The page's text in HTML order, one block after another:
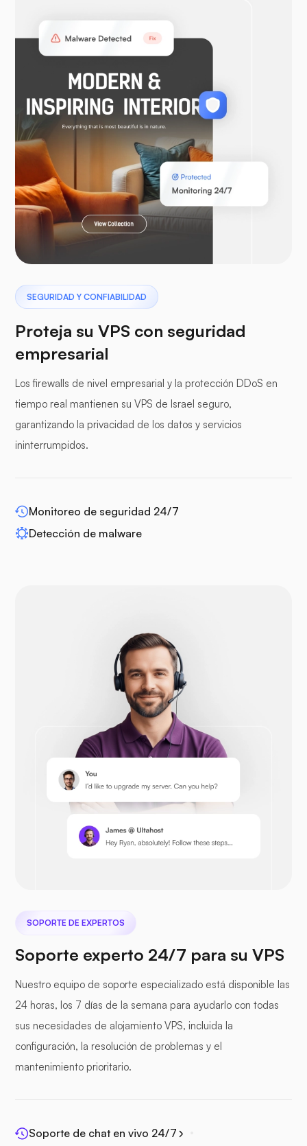
WooCommerce
Laravel
Opencart
Prestashop
Nextcloud
Fotoprisma
Jitsi
SEGURIDAD Y CONFIABILIDAD
Proteja su VPS con seguridad
empresarial
Los firewalls de nivel empresarial y la protección DDoS en
tiempo real mantienen su VPS de Israel seguro,
garantizando la privacidad de los datos y servicios
ininterrumpidos.
Monitoreo de seguridad 24/7
Detección de malware
SOPORTE DE EXPERTOS
Soporte experto 24/7 para su VPS
Nuestro equipo de soporte especializado está disponible las
24 horas, los 7 días de la semana para ayudarlo con todas
sus necesidades de alojamiento VPS, incluida la
configuración, la resolución de problemas y el
mantenimiento prioritario.
Soporte de chat en vivo 24/7